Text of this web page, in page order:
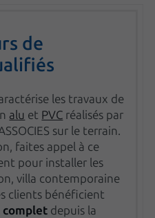
de
les travaux de
alu et PVC réalisés par
sur le terrain.
faites appel à ce
pour installer les
villa contemporaine
clients bénéficient
complet depuis la